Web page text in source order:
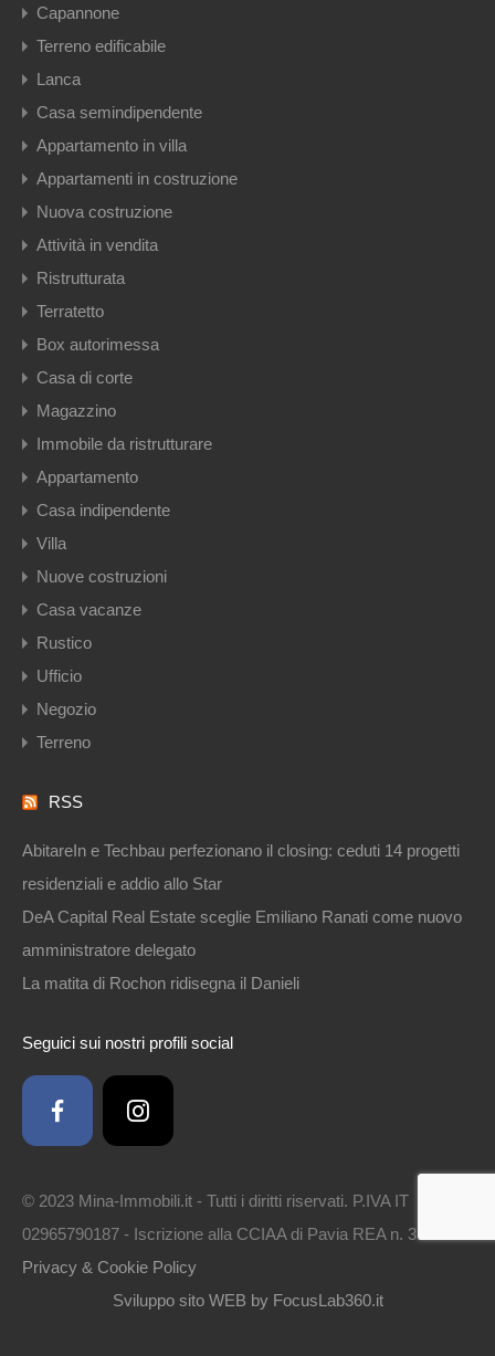
Capannone
Terreno edificabile
Lanca
Casa semindipendente
Appartamento in villa
Appartamenti in costruzione
Nuova costruzione
Attività in vendita
Ristrutturata
Terratetto
Box autorimessa
Casa di corte
Magazzino
Immobile da ristrutturare
Appartamento
Casa indipendente
Villa
Nuove costruzioni
Casa vacanze
Rustico
Ufficio
Negozio
Terreno
RSS
AbitareIn e Techbau perfezionano il closing: ceduti 14 progetti
residenziali e addio allo Star
DeA Capital Real Estate sceglie Emiliano Ranati come nuovo
amministratore delegato
La matita di Rochon ridisegna il Danieli
Seguici sui nostri profili social
© 2023 Mina-Immobili.it - Tutti i diritti riservati. P.IVA IT
02965790187 - Iscrizione alla CCIAA di Pavia REA n. 314561 -
Privacy & Cookie Policy
Sviluppo sito WEB by FocusLab360.it